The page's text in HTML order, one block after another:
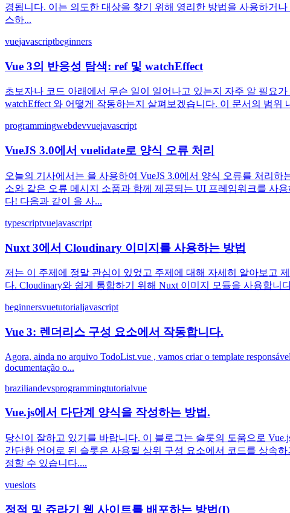
경됩니다. 이는 의도한 대상을 찾기 위해 영리한 방법을 사용하거
스하...
vuejavascriptbeginners
Vue 3의 반응성 탐색: ref 및 watchEffect
초보자나 코드 아래에서 무슨 일이 일어나고 있는지 자주 알 필요
watchEffect 와 어떻게 작동하는지 살펴보겠습니다. 이 문서의 범
programmingwebdevvuejavascript
VueJS 3.0에서 vuelidate로 양식 오류 처리
오늘의 기사에서는 을 사용하여 VueJS 3.0에서 양식 오류를 처리
소와 같은 오류 메시지 소품과 함께 제공되는 UI 프레임워크를 사
다! 다음과 같이 을 사...
typescriptvuejavascript
Nuxt 3에서 Cloudinary 이미지를 사용하는 방법
저는 이 주제에 정말 관심이 있었고 주제에 대해 자세히 알아보고
다. Cloudinary와 쉽게 통합하기 위해 Nuxt 이미지 모듈을 사용합니
beginnersvuetutorialjavascript
Vue 3: 렌더리스 구성 요소에서 작동합니다.
Agora, ainda no arquivo TodoList.vue , vamos criar o template
documentação o...
braziliandevsprogrammingtutorialvue
Vue.js에서 다단계 양식을 작성하는 방법.
당신이 잘하고 있기를 바랍니다. 이 블로그는 슬롯의 도움으로
간단한 언어로 된 슬롯은 사용될 상위 구성 요소에서 코드를 상속
정할 수 있습니다....
vueslots
정적 및 쥬라기 웹 사이트를 배포하는 방법(I)